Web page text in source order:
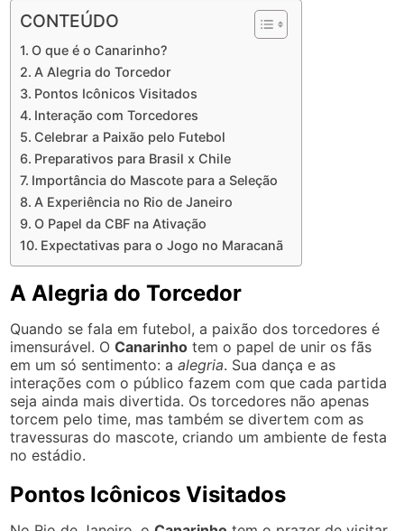
CONTEÚDO
O que é o Canarinho?
A Alegria do Torcedor
Pontos Icônicos Visitados
Interação com Torcedores
Celebrar a Paixão pelo Futebol
Preparativos para Brasil x Chile
Importância do Mascote para a Seleção
A Experiência no Rio de Janeiro
O Papel da CBF na Ativação
Expectativas para o Jogo no Maracanã
A Alegria do Torcedor
Quando se fala em futebol, a paixão dos torcedores é
imensurável. OCanarinho tem o papel de unir os fãs
em um só sentimento: aalegria. Sua dança e as
interações com o público fazem com que cada partida
seja ainda mais divertida. Os torcedores não apenas
torcem pelo time, mas também se divertem com as
travessuras do mascote, criando um ambiente de festa
no estádio.
Pontos Icônicos Visitados